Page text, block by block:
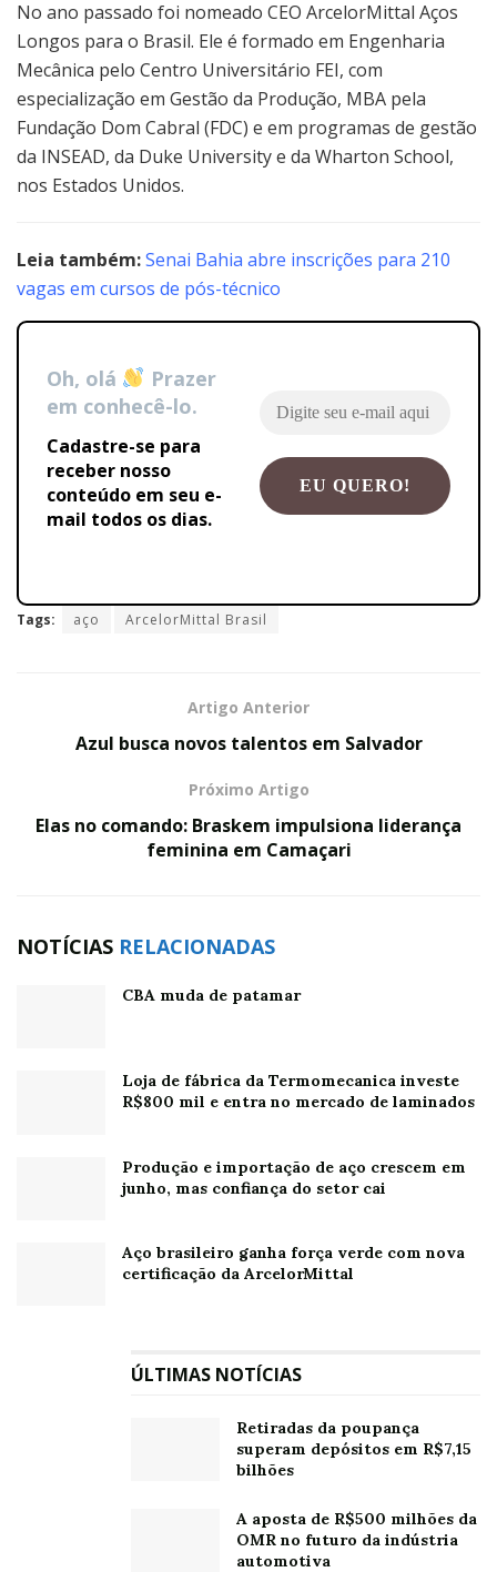
No ano passado foi nomeado CEO ArcelorMittal Aços
Longos para o Brasil. Ele é formado em Engenharia
Mecânica pelo Centro Universitário FEI, com
especialização em Gestão da Produção, MBA pela
Fundação Dom Cabral (FDC) e em programas de gestão
da INSEAD, da Duke University e da Wharton School,
nos Estados Unidos.
Leia também:Senai Bahia abre inscrições para 210
vagas em cursos de pós-técnico
Oh, olá
Prazer
em conhecê-lo.
Cadastre-se para
receber nosso
conteúdo em seu e-
mail todos os dias.
Tags: aço ArcelorMittal Brasil
Artigo Anterior
Azul busca novos talentos em Salvador
Próximo Artigo
Elas no comando: Braskem impulsiona liderança
feminina em Camaçari
NOTÍCIAS RELACIONADAS
CBA muda de patamar
Loja de fábrica da Termomecanica investe
R$800 mil e entra no mercado de laminados
Produção e importação de aço crescem em
junho, mas confiança do setor cai
Aço brasileiro ganha força verde com nova
certificação da ArcelorMittal
ÚLTIMAS NOTÍCIAS
Retiradas da poupança
superam depósitos em R$7,15
bilhões
A aposta de R$500 milhões da
OMR no futuro da indústria
automotiva